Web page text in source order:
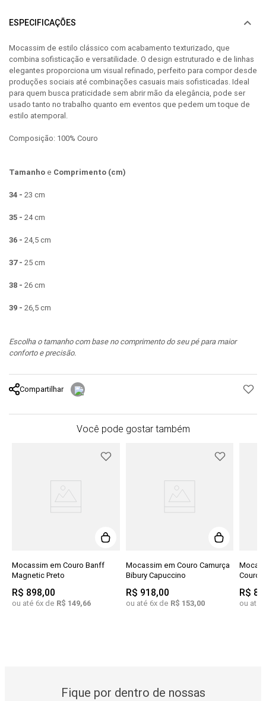
ESPECIFICAÇÕES
Mocassim de estilo clássico com acabamento texturizado, que
combina sofisticação e versatilidade. O design estruturado e de linhas
elegantes proporciona um visual refinado, perfeito para compor desde
produções sociais até combinações casuais mais sofisticadas. Ideal
para quem busca praticidade sem abrir mão da elegância, pode ser
usado tanto no trabalho quanto em eventos que pedem um toque de
estilo atemporal.
Composição: 100% Couro
Tamanho e Comprimento (cm)
34 - 23 cm
35 - 24 cm
36 - 24,5 cm
37 - 25 cm
38 - 26 cm
39 - 26,5 cm
Escolha o tamanho com base no comprimento do seu pé para maior
conforto e precisão.
Compartilhar
Você pode gostar também
Mocassim em Couro Banff
Magnetic Preto
R$ 898,00
ou até 6x de R$ 149,66
Mocassim em Couro Camurça
Bibury Capuccino
R$ 918,00
ou até 6x de R$ 153,00
Couro
R$
ou até
Fique por dentro de nossas